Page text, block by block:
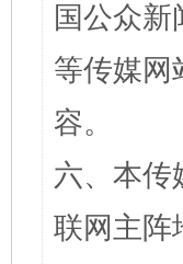
国公众
等传媒网
容。
六、本传
联网主阵